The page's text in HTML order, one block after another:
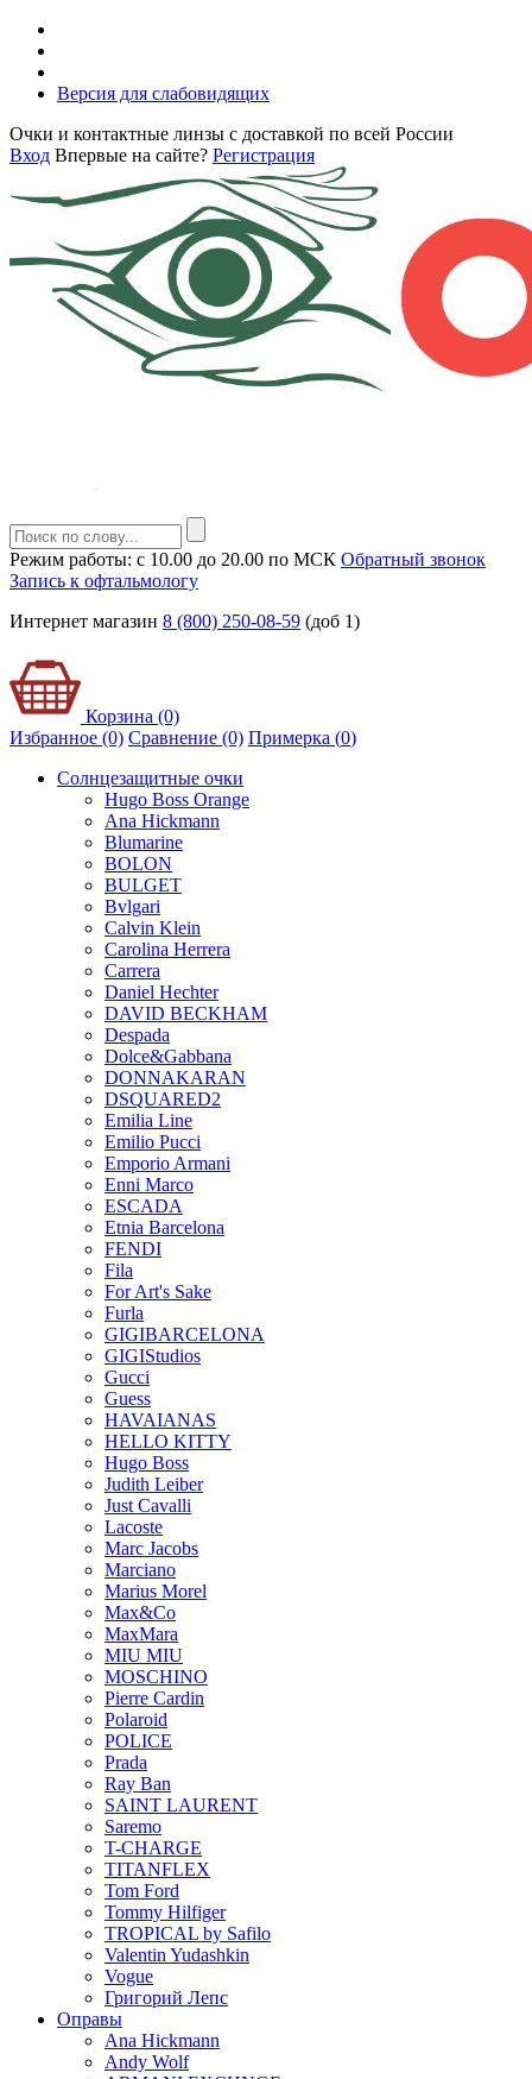
Версия для слабовидящих
Очки и контактные линзы с доставкой по всей России
Вход Впервые на сайте? Регистрация
Режим работы: с 10.00 до 20.00 по МСК Обратный звонок
Запись к офтальмологу
Интернет магазин 8 (800) 250-08-59 (доб 1)
Корзина (0)
Избранное (0) Сравнение (0) Примерка (0)
Солнцезащитные очки
Hugo Boss Orange
Ana Hickmann
Blumarine
BOLON
BULGET
Bvlgari
Calvin Klein
Carolina Herrera
Carrera
Daniel Hechter
DAVID BECKHAM
Despada
Dolce&Gabbana
DONNAKARAN
DSQUARED2
Emilia Line
Emilio Pucci
Emporio Armani
Enni Marco
ESCADA
Etnia Barcelona
FENDI
Fila
For Art's Sake
Furla
GIGIBARCELONA
GIGIStudios
Gucci
Guess
HAVAIANAS
HELLO KITTY
Hugo Boss
Judith Leiber
Just Cavalli
Lacoste
Marc Jacobs
Marciano
Marius Morel
Max&Co
MaxMara
MIU MIU
MOSCHINO
Pierre Cardin
Polaroid
POLICE
Prada
Ray Ban
SAINT LAURENT
Saremo
T-CHARGE
TITANFLEX
Tom Ford
Tommy Hilfiger
TROPICAL by Safilo
Valentin Yudashkin
Vogue
Григорий Лепс
Оправы
Ana Hickmann
Andy Wolf